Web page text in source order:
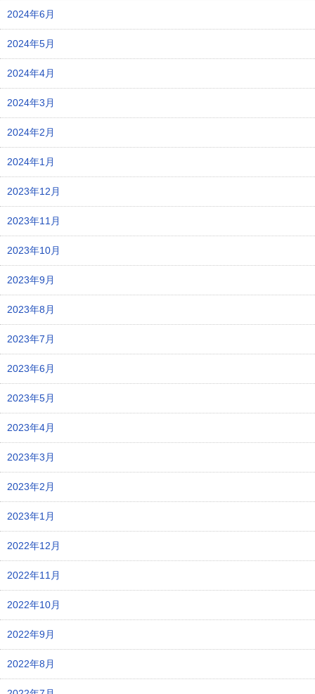
2024年6月
2024年5月
2024年4月
2024年3月
2024年2月
2024年1月
2023年12月
2023年11月
2023年10月
2023年9月
2023年8月
2023年7月
2023年6月
2023年5月
2023年4月
2023年3月
2023年2月
2023年1月
2022年12月
2022年11月
2022年10月
2022年9月
2022年8月